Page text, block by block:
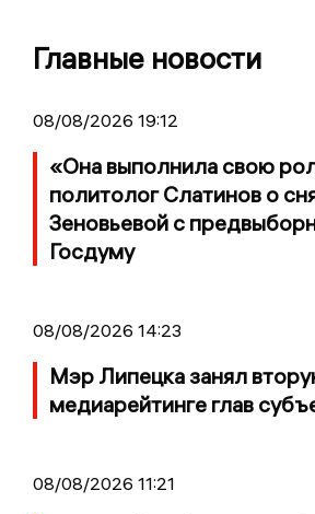
Главные новости
08/08/2026 19:12
«Она выполнила свою
политолог Слатинов о
Зеновьевой с
Госдуму
08/08/2026 14:23
Мэр Липецка занял
медиарейтинге глав
08/08/2026 11:21